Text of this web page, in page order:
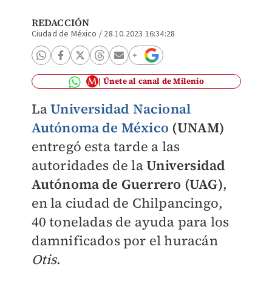
REDACCIÓN
Ciudad de México / 28.10.2023 16:34:28
Únete al canal de Milenio
LaUniversidad Nacional
Autónoma de México (UNAM)
entregó esta tarde a las
autoridades de laUniversidad
Autónoma de Guerrero (UAG),
en la ciudad de Chilpancingo,
40 toneladas de ayuda para los
damnificados por el huracán
Otis.